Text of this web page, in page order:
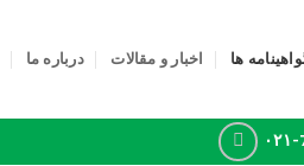
ها اخبار و مقالات درباره ما